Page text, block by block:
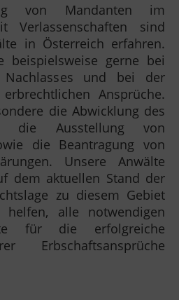
von Mandanten im
Verlassenschaften sind
in Österreich erfahren.
beispielsweise gerne bei
und bei der
Ansprüche.
die Abwicklung des
die Ausstellung von
die Beantragung von
Unsere Anwälte
dem aktuellen Stand der
zu diesem Gebiet
alle notwendigen
für die erfolgreiche
Erbschaftsansprüche